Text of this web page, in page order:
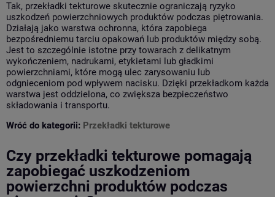
Tak, przekładki tekturowe skutecznie ograniczają ryzyko
uszkodzeń powierzchniowych produktów podczas piętrowania.
Działają jako warstwa ochronna, która zapobiega
bezpośredniemu tarciu opakowań lub produktów między sobą.
Jest to szczególnie istotne przy towarach z delikatnym
wykończeniem, nadrukami, etykietami lub gładkimi
powierzchniami, które mogą ulec zarysowaniu lub
odgnieceniom pod wpływem nacisku. Dzięki przekładkom każda
warstwa jest oddzielona, co zwiększa bezpieczeństwo
składowania i transportu.
Wróć do kategorii: Przekładki tekturowe
Czy przekładki tekturowe pomagają
zapobiegać uszkodzeniom
powierzchni produktów podczas